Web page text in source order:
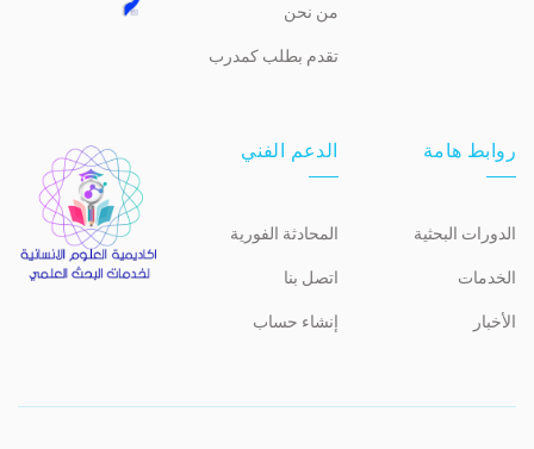
من نحن
تقدم بطلب كمدرب
روابط هامة
الدورات البحثية
الخدمات
الأخبار
الدعم الفني
المحادثة الفورية
اتصل بنا
إنشاء حساب